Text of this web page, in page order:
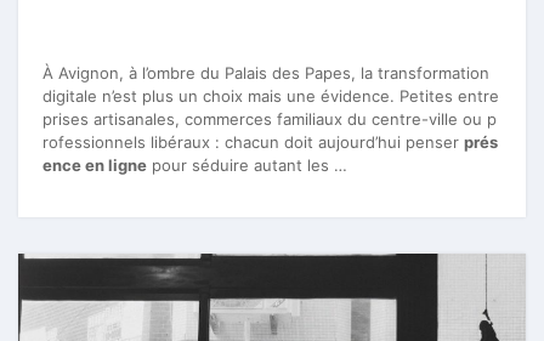
À Avignon, à l’ombre du Palais des Papes, la transformation
digitale n’est plus un choix mais une évidence. Petites entre
prises artisanales, commerces familiaux du centre-ville ou p
rofessionnels libéraux : chacun doit aujourd’hui penser prés
ence en ligne pour séduire autant les …